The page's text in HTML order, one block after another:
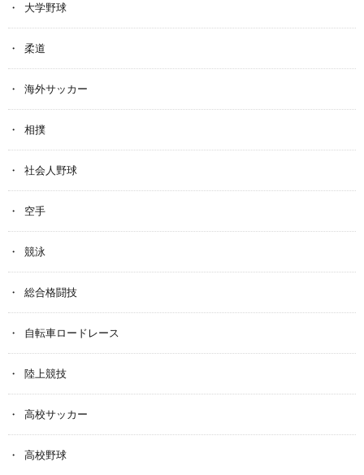
大学野球
柔道
海外サッカー
相撲
社会人野球
空手
競泳
総合格闘技
自転車ロードレース
陸上競技
高校サッカー
高校野球